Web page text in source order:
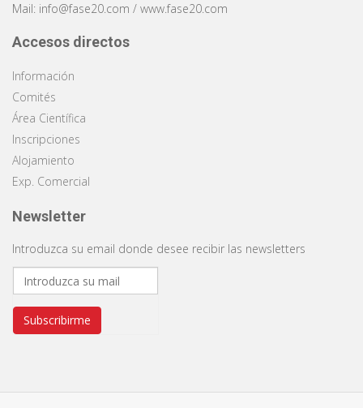
Mail: info@fase20.com / www.fase20.com
Accesos directos
Información
Comités
Área Científica
Inscripciones
Alojamiento
Exp. Comercial
Newsletter
Introduzca su email donde desee recibir las newsletters
Subscribirme